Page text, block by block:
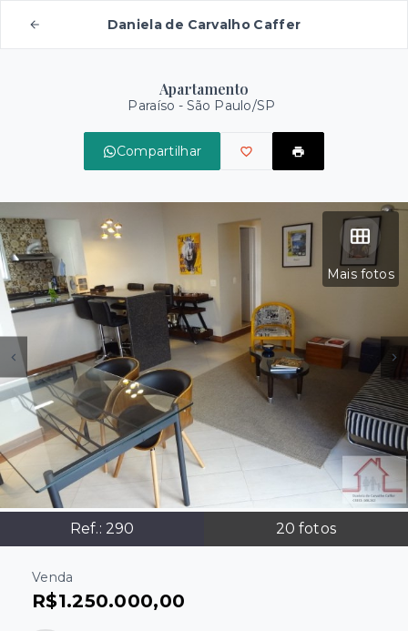
Daniela de Carvalho Caffer
Apartamento
Paraíso - São Paulo/SP
Compartilhar
Mais fotos
Ref.: 290 20 fotos
Venda
R$1.250.000,00